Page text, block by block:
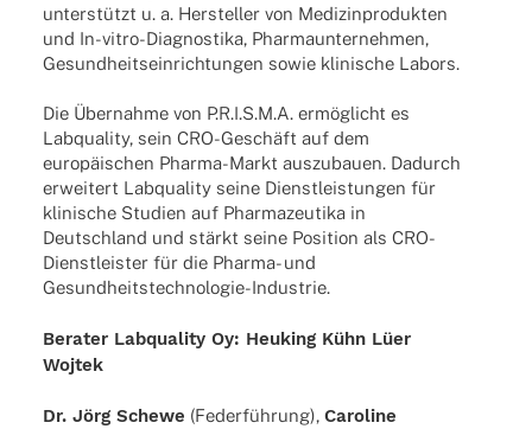
unter­stützt u. a. Herstel­ler von Medi­zin­pro­duk­ten
und In-vitro-Diagnos­­tika, Phar­ma­un­ter­neh­men,
Gesund­heits­ein­rich­tun­gen sowie klini­sche Labors.
Die Über­nahme von P.R.I.S.M.A. ermög­licht es
Labqua­lity, sein CRO-Geschäft auf dem
euro­päi­schen Pharma-Markt auszu­bauen. Dadurch
erwei­tert Labqua­lity seine Dienst­leis­tun­gen für
klini­sche Studien auf Phar­ma­zeu­tika in
Deutsch­land und stärkt seine Posi­tion als CRO-
Diens­t­­leis­­ter für die Pharma- und
Gesun­d­heits­­­tech­­no­­lo­­gie-Indus­­trie.
Bera­ter Labqua­lity Oy: Heuking Kühn Lüer
Wojtek
Dr. Jörg Schewe (Feder­füh­rung), Caro­line